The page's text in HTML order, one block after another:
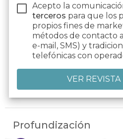
Acepto la
terceros para que los
propios fines de
métodos de contacto
e-mail, SMS) y
telefónicas con
Profundización